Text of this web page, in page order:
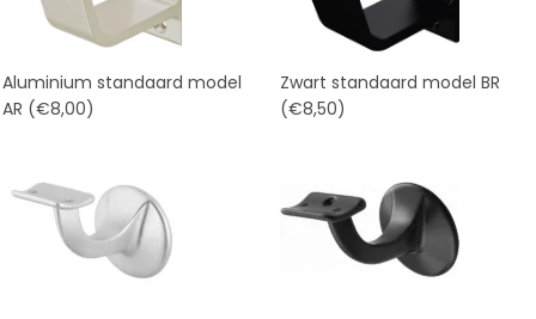
Aluminium standaard model
AR (€8,00)
Zwart standaard model BR
(€8,50)